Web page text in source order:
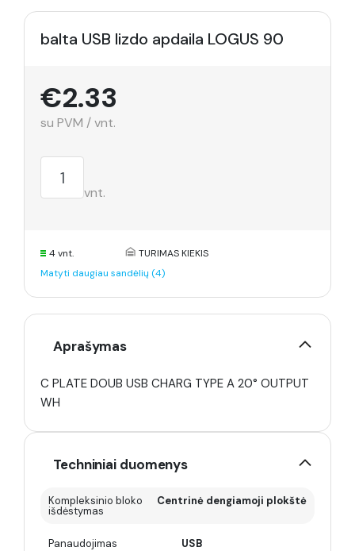
balta USB lizdo apdaila LOGUS 90
€2.33
su PVM / vnt.
vnt.
4 vnt.
TURIMAS KIEKIS
Matyti daugiau sandėlių (4)
Aprašymas
C PLATE DOUB USB CHARG TYPE A 20° OUTPUT
WH
Techniniai duomenys
Kompleksinio bloko
išdėstymas
Centrinė dengiamoji plokštė
Panaudojimas USB